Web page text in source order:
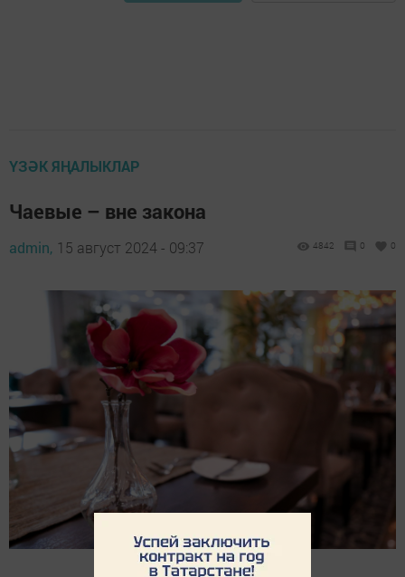
ҮЗӘК ЯҢАЛЫКЛАР
Чаевые – вне закона
admin, 15 август 2024 - 09:37 4842 0 0